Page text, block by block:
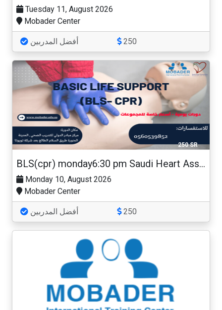
Tuesday 11, August 2026
Mobader Center
أفضل المدربين 250
250 SR
BLS(cpr) monday6:30 pm Saudi Heart Association
Monday 10, August 2026
Mobader Center
أفضل المدربين 250